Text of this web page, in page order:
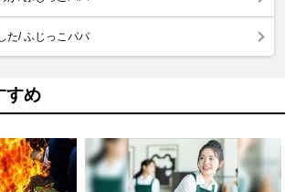
た/ ふじっこパパ
すめ